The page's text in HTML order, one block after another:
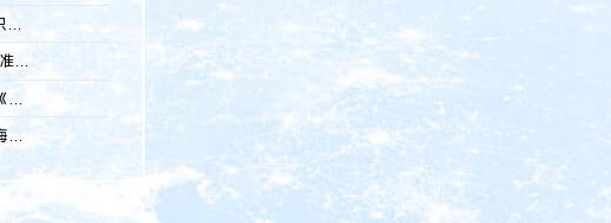
WIPO发布《2026世界知识产权报告》 含报告全文
全球5G标准必要专利及标准提案研究报告（2026年）全文发布
中国知识产权研究会发布《2025年度中国企业海外知识产权纠纷调查...
2026.08.07
天津高院关于调整天津滨海高新技术产业开发区华苑科技园一审普通...
2026.08.07